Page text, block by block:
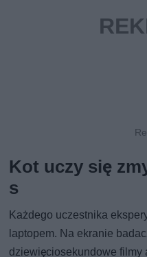
Kot uczy się
s
Każdego uczestnika
laptopem. Na ekranie
dziewięciosekundowe filmy